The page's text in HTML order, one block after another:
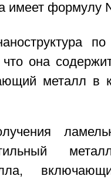
имеет формулу
она
металл в